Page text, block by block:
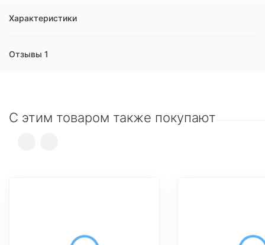
Характеристики
Отзывы 1
С этим товаром также покупают